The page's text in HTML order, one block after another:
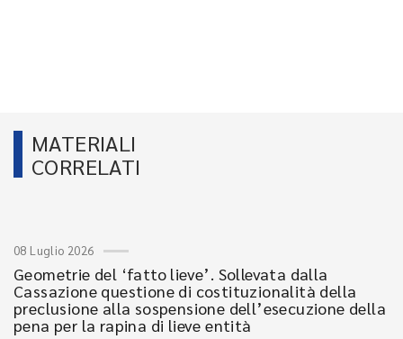
MATERIALI
CORRELATI
08 Luglio 2026
Geometrie del ‘fatto lieve’. Sollevata dalla
Cassazione questione di costituzionalità della
preclusione alla sospensione dell’esecuzione della
pena per la rapina di lieve entità